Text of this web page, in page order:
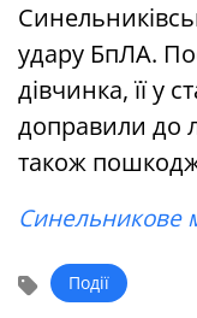
удару БпЛА.
дівчинка, її у
доправили до
також
Синельникове
Події